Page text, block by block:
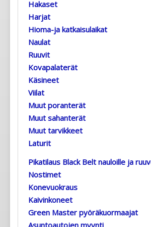
Hakaset
Harjat
Hioma-ja katkaisulaikat
Naulat
Ruuvit
Kovapalaterät
Käsineet
Viilat
Muut poranterät
Muut sahanterät
Muut tarvikkeet
Laturit
Pikatilaus Black Belt nauloille ja
Nostimet
Konevuokraus
Kaivinkoneet
Green Master pyöräkuormaajat
Asuntoautojen myynti